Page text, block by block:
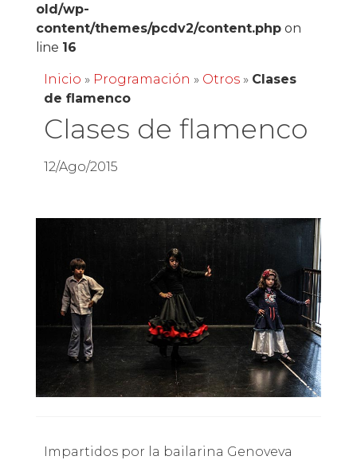
old/wp-
content/themes/pcdv2/content.phpon
line 16
Inicio » Programación » Otros» Clases
de flamenco
Clases de flamenco
12/Ago/2015
Impartidos por la bailarina Genoveva